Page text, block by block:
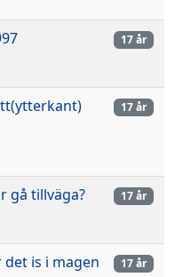
17 år
17 år
gå tillväga? 17 år
is i magen
17 år